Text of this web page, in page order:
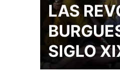
LAS
SIGLO